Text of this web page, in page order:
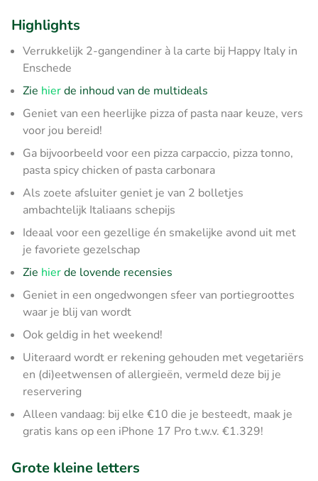
Highlights
Verrukkelijk 2-gangendiner à la carte bij Happy Italy in
Enschede
Zie hierde inhoud van de multideals
Geniet van een heerlijke pizza of pasta naar keuze, vers
voor jou bereid!
Ga bijvoorbeeld voor een pizza carpaccio, pizza tonno,
pasta spicy chicken of pasta carbonara
Als zoete afsluiter geniet je van 2 bolletjes
ambachtelijk Italiaans schepijs
Ideaal voor een gezellige én smakelijke avond uit met
je favoriete gezelschap
Zie hierde lovende recensies
Geniet in een ongedwongen sfeer van portiegroottes
waar je blij van wordt
Ook geldig in het weekend!
Uiteraard wordt er rekening gehouden met vegetariërs
en (di)eetwensen of allergieën, vermeld deze bij je
reservering
Alleen vandaag: bij elke €10 die je besteedt, maak je
gratis kans op een iPhone 17 Pro t.w.v. €1.329!
Grote kleine letters